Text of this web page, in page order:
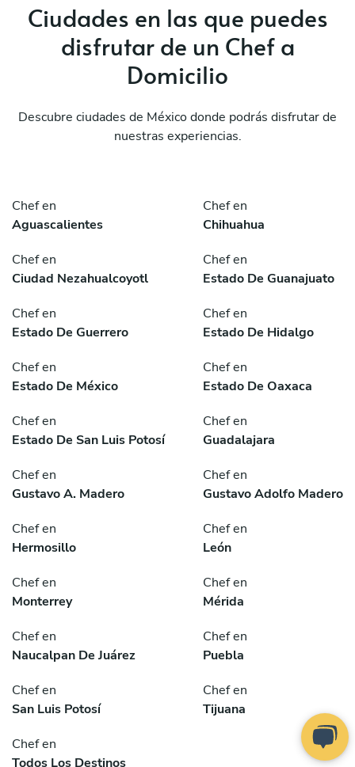
Ciudades en las que puedes
disfrutar de un Chef a
Domicilio
Descubre ciudades de México donde podrás disfrutar de
nuestras experiencias.
Chef en
Aguascalientes
Chef en
Chihuahua
Chef en
Ciudad Nezahualcoyotl
Chef en
Estado De Guanajuato
Chef en
Estado De Guerrero
Chef en
Estado De Hidalgo
Chef en
Estado De México
Chef en
Estado De Oaxaca
Chef en
Estado De San Luis Potosí
Chef en
Guadalajara
Chef en
Gustavo A. Madero
Chef en
Gustavo Adolfo Madero
Chef en
Hermosillo
Chef en
León
Chef en
Monterrey
Chef en
Mérida
Chef en
Naucalpan De Juárez
Chef en
Puebla
Chef en
San Luis Potosí
Chef en
Tijuana
Chef en
Todos Los Destinos